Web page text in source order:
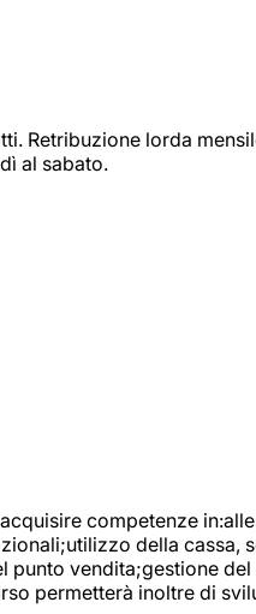
Retribuzione lorda
al sabato.
competenze
della cassa,
vendita;gestione
permetterà inoltre di